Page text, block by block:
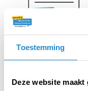
Toestemming
Deze website
Whoosh
Snel reageren,